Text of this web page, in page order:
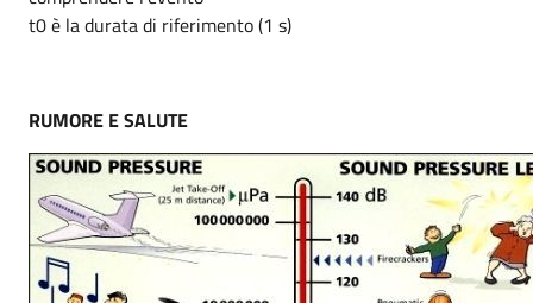
t0 è la durata di riferimento (1 s)
RUMORE E SALUTE